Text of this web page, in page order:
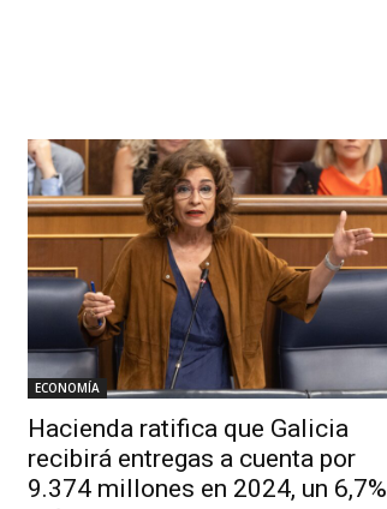
ECONOMÍA
Hacienda ratifica que Galicia
recibirá entregas a cuenta por
9.374 millones en 2024, un 6,7%